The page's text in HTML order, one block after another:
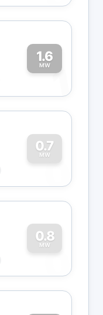
1.6
MW1
0.7
MW
0
0.8
MW
0